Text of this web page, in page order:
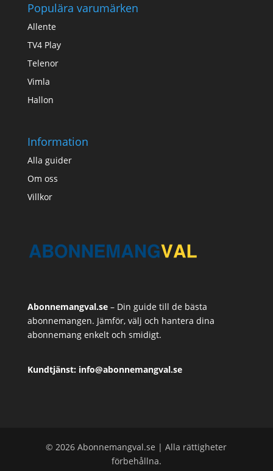
Populära varumärken
Allente
TV4 Play
Telenor
Vimla
Hallon
Information
Alla guider
Om oss
Villkor
Abonnemangval.se– Din guide till de bästa
abonnemangen. Jämför, välj och hantera dina
abonnemang enkelt och smidigt.
Kundtjänst: info@abonnemangval.se
© 2026 Abonnemangval.se | Alla rättigheter
förbehållna.